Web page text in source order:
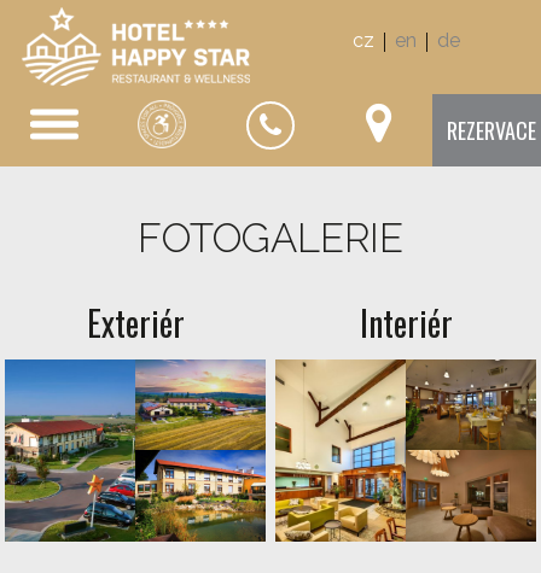
cz | en | de
REZERVACE
FOTOGALERIE
Exteriér Interiér